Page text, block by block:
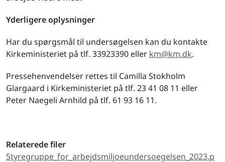
Yderligere oplysninger
Har du spørgsmål til undersøgelsen kan du kontakte
Kirkeministeriet på tlf. 33923390 eller km@km.dk.
Pressehenvendelser rettes til Camilla Stokholm
Glargaard i Kirkeministeriet på tlf. 23 41 08 11 eller
Peter Naegeli Arnhild på tlf. 61 93 16 11.
Relaterede filer
Styregruppe_for_arbejdsmiljoeundersoegelsen_2023.p